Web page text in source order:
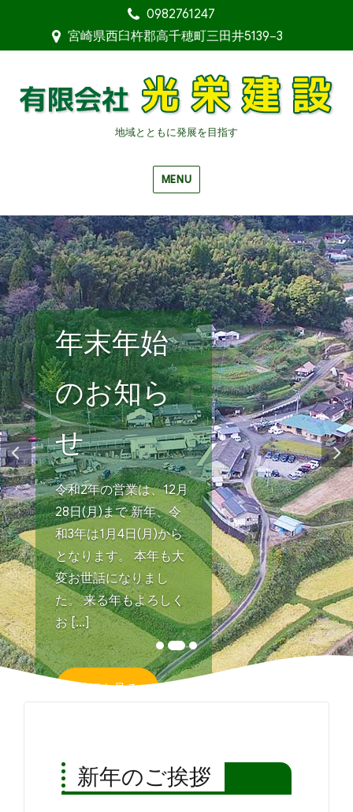
0982761247
宮崎県西臼杵郡高千穂町三田井5139−3
地域とともに発展を目指す
MENU
年末年始
のお知ら
せ
令和2年の営業は、12月
28日(月)まで 新年、令
和3年は1月4日(月)から
となります。 本年も大
変お世話になりまし
た。 来る年もよろしく
お [...]
詳細を見る
新年のご挨拶